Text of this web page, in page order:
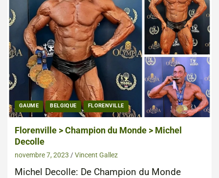
GAUME BELGIQUE FLORENVILLE
Florenville > Champion du Monde > Michel
Decolle
novembre 7, 2023 Vincent Gallez
Michel Decolle: De Champion du Monde